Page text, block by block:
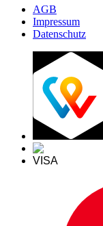
AGB
Impressum
Datenschutz
VISA